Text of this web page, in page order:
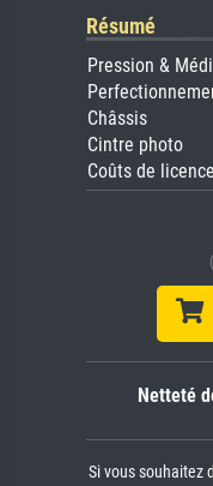
Résumé
Pression &
Châssis
Cintre photo
Coûts de licence
Netteté
Si vous souhaitez